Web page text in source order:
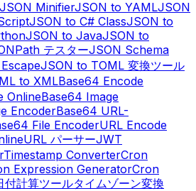
JSON MinifierJSON to YAMLJSON
JSON to C# ClassJSON to
JSON to JavaJSON to
テスターJSON Schema
JSON to TOML 変換ツール
to XMLBase64 Encode
OnlineBase64 Image
EncoderBase64 URL-
File EncoderURL Encode
URL パーサーJWT
Timestamp ConverterCron
Expression GeneratorCron
付計算ツールタイムゾーン変換